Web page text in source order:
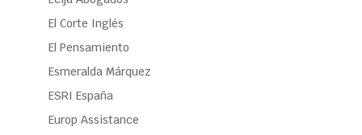
El Corte Inglés
El Pensamiento
Esmeralda Márquez
ESRI España
Europ Assistance